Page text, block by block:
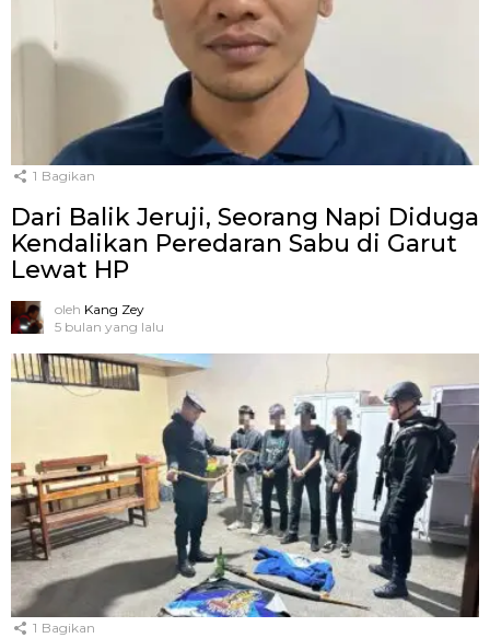
1 Bagikan
Dari Balik Jeruji, Seorang Napi Diduga
Kendalikan Peredaran Sabu di Garut
Lewat HP
oleh Kang Zey
5 bulan yang lalu
1 Bagikan